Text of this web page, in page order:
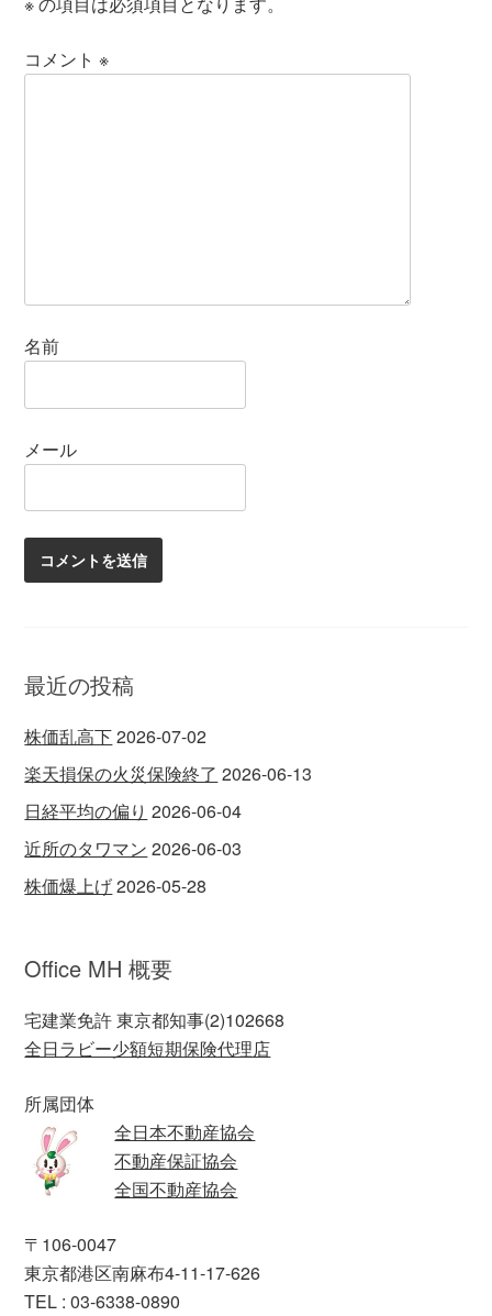
コメント※
名前
メール
最近の投稿
株価乱高下2026-07-02
楽天損保の火災保険終了 2026-06-13
日経平均の偏り 2026-06-04
近所のタワマン 2026-06-03
株価爆上げ2026-05-28
Office MH 概要
宅建業免許 東京都知事(2)102668
全日ラビー少額短期保険代理店
所属団体
全日本不動産協会
不動産保証協会
全国不動産協会
〒106-0047
東京都港区南麻布4-11-17-626
TEL : 03-6338-0890